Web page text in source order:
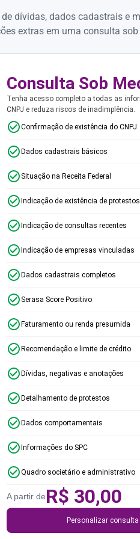
dívidas, dados cadastrais e
extras em uma consulta
Consulta Sob
Tenha acesso completo a todas as
CNPJ e reduza riscos de inadimplência.
Confirmação de existência do CNPJ
Dados cadastrais básicos
Situação na Receita Federal
Indicação de existência de protestos
Indicação de consultas recentes
Indicação de empresas vinculadas
Dados cadastrais completos
Serasa Score Positivo
Faturamento ou renda presumida
Recomendação e limite de crédito
Dívidas, negativas e anotações
Detalhamento de protestos
Dados comportamentais
Informações do SPC
Quadro societário e administrativo
A partir deR$ 30,00
Personalizar consulta